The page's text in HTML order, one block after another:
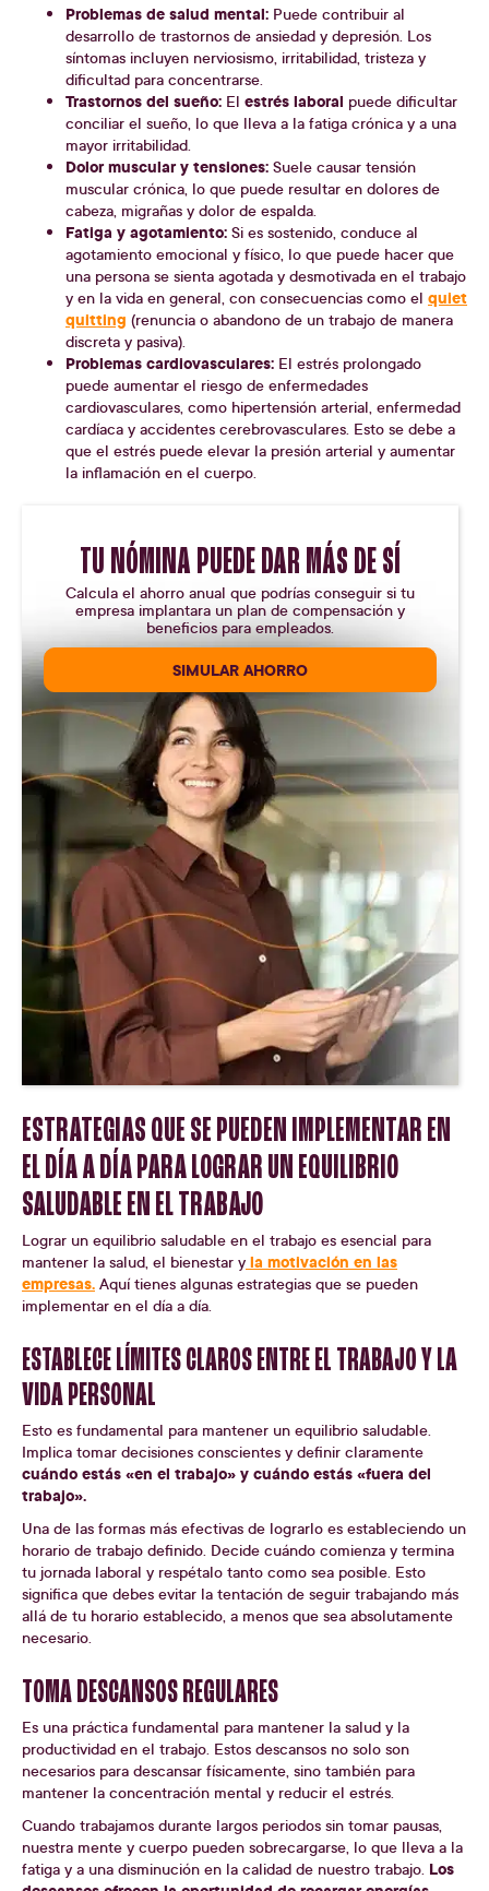
Problemas de salud mental: Puede contribuir al
desarrollo de trastornos de ansiedad y depresión. Los
síntomas incluyen nerviosismo, irritabilidad, tristeza y
dificultad para concentrarse.
Trastornos del sueño: El estrés laboral puede dificultar
conciliar el sueño, lo que lleva a la fatiga crónica y a una
mayor irritabilidad.
Dolor muscular y tensiones: Suele causar tensión
muscular crónica, lo que puede resultar en dolores de
cabeza, migrañas y dolor de espalda.
Fatiga y agotamiento: Si es sostenido, conduce al
agotamiento emocional y físico, lo que puede hacer que
una persona se sienta agotada y desmotivada en el trabajo
y en la vida en general, con consecuencias como el quiet
quitting (renuncia o abandono de un trabajo de manera
discreta y pasiva).
Problemas cardiovasculares: El estrés prolongado
puede aumentar el riesgo de enfermedades
cardiovasculares, como hipertensión arterial, enfermedad
cardíaca y accidentes cerebrovasculares. Esto se debe a
que el estrés puede elevar la presión arterial y aumentar
la inflamación en el cuerpo.
TU NÓMINA PUEDE DAR MÁS DE SÍ
Calcula el ahorro anual que podrías conseguir si tu
empresa implantara un plan de compensación y
beneficios para empleados.
SIMULAR AHORRO
ESTRATEGIAS QUE SE PUEDEN IMPLEMENTAR EN
EL DÍA A DÍA PARA LOGRAR UN EQUILIBRIO
SALUDABLE EN EL TRABAJO
Lograr un equilibrio saludable en el trabajo es esencial para
mantener la salud, el bienestar y la motivación en las
empresas. Aquí tienes algunas estrategias que se pueden
implementar en el día a día.
ESTABLECE LÍMITES CLAROS ENTRE EL TRABAJO Y LA
VIDA PERSONAL
Esto es fundamental para mantener un equilibrio saludable.
Implica tomar decisiones conscientes y definir claramente
cuándo estás «en el trabajo» y cuándo estás «fuera del
trabajo».
Una de las formas más efectivas de lograrlo es estableciendo un
horario de trabajo definido. Decide cuándo comienza y termina
tu jornada laboral y respétalo tanto como sea posible. Esto
significa que debes evitar la tentación de seguir trabajando más
allá de tu horario establecido, a menos que sea absolutamente
necesario.
TOMA DESCANSOS REGULARES
Es una práctica fundamental para mantener la salud y la
productividad en el trabajo. Estos descansos no solo son
necesarios para descansar físicamente, sino también para
mantener la concentración mental y reducir el estrés.
Cuando trabajamos durante largos periodos sin tomar pausas,
nuestra mente y cuerpo pueden sobrecargarse, lo que lleva a la
fatiga y a una disminución en la calidad de nuestro trabajo. Los